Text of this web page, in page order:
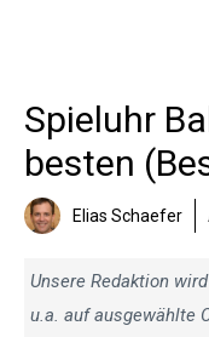
Spieluhr
besten
Elias Schaefer
Unsere Redaktion
u.a. auf ausgewählte